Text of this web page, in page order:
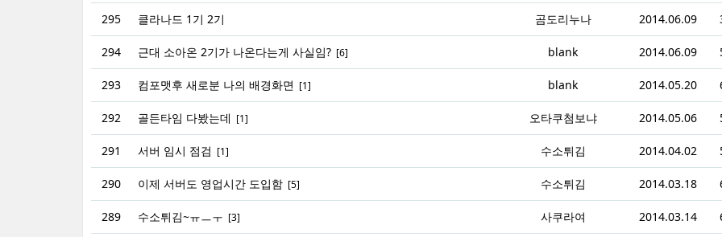
295 클라나드 1기 2기 곰도리누나 2014.06.09
294 근대 소아온 2기가 나온다는게 사실임? [6] blank 2014.06.09
293 컴포맷후 새로분 나의 배경화면 [1] blank 2014.05.20
292 골든타임 다봤는데 [1] 오타쿠첨보냐 2014.05.06
291 서버 임시 점검 [1] 수소튀김 2014.04.02
290 이제 서버도 영업시간 도입함 [5] 수소튀김 2014.03.18
289 수소튀김~ㅠㅡㅜ [3] 사쿠라여 2014.03.14